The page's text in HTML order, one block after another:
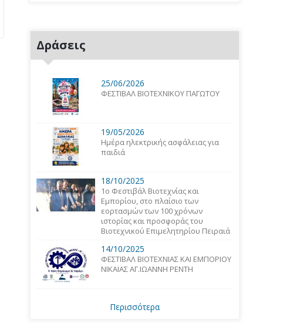
Δράσεις
25/06/2026
ΦΕΣΤΙΒΑΛ ΒΙΟΤΕΧΝΙΚΟΥ ΠΑΓΩΤΟΥ
19/05/2026
Ημέρα ηλεκτρικής ασφάλειας για
παιδιά
18/10/2025
1o Φεστιβάλ Βιοτεχνίας και
Εμπορίου, στο πλαίσιο των
εορτασμών των 100 χρόνων
ιστορίας και προσφοράς του
Βιοτεχνικού Επιμελητηρίου Πειραιά
14/10/2025
ΦΕΣΤΙΒΑΛ ΒΙΟΤΕΧΝΙΑΣ ΚΑΙ ΕΜΠΟΡΙΟΥ
ΝΙΚΑΙΑΣ ΑΓ.ΙΩΑΝΝΗ ΡΕΝΤΗ
Περισσότερα